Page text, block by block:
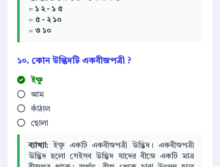
= ১ ২- ১ ৫
= ৫ - ২১০
= ৩ ১০
১০. কোন উদ্ভিদটি একবীজপত্রী ?
ইক্ষু
আম
কাঁঠাল
ছোলা
ব্যাখ্যা: ইক্ষু একটি একবীজপত্রী উদ্ভিদ। একবীজপত্রী
উদ্ভিদ হলো সেইসব উদ্ভিদ যাদের বীজে একটি মাত্র